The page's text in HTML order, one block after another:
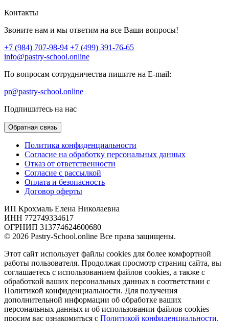
Контакты
Звоните нам и мы ответим на все Ваши вопросы!
+7 (984) 707-98-94 +7 (499) 391-76-65
info@pastry-school.online
По вопросам сотрудничества пишите на E-mail:
pr@pastry-school.online
Подпишитесь на нас
Обратная связь
Политика конфиденциальности
Согласие на обработку персональных данных
Отказ от ответственности
Согласие с рассылкой
Оплата и безопасность
Договор оферты
ИП Крохмаль Елена Николаевна
ИНН 772749334617
ОГРНИП 313774624600680
© 2026 Pastry-School.online Все права защищены.
Этот сайт использует файлы cookies для более комфортной
работы пользователя. Продолжая просмотр страниц сайта, вы
соглашаетесь с использованием файлов cookies, а также с
обработкой ваших персональных данных в соответствии с
Политикой конфиденциальности. Для получения
дополнительной информации об обработке ваших
персональных данных и об использовании файлов cookies
просим вас ознакомиться с Политикой конфиденциальности.